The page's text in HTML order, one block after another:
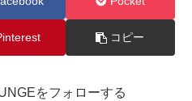
コピー
をフォローする